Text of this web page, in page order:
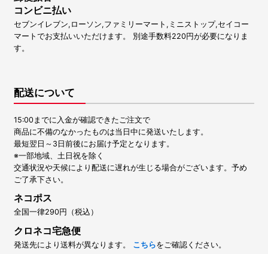
コンビニ払い
セブンイレブン,ローソン,ファミリーマート,ミニストップ,セイコー
マートでお支払いいただけます。 別途手数料220円が必要になりま
す。
配送について
15:00までに入金が確認できたご注文で
商品に不備のなかったものは当日中に発送いたします。
最短翌日～3日前後にお届け予定となります。
※一部地域、土日祝を除く
交通状況や天候により配送に遅れが生じる場合がございます。予め
ご了承下さい。
ネコポス
全国一律290円（税込）
クロネコ宅急便
発送先により送料が異なります。 こちらをご確認ください。